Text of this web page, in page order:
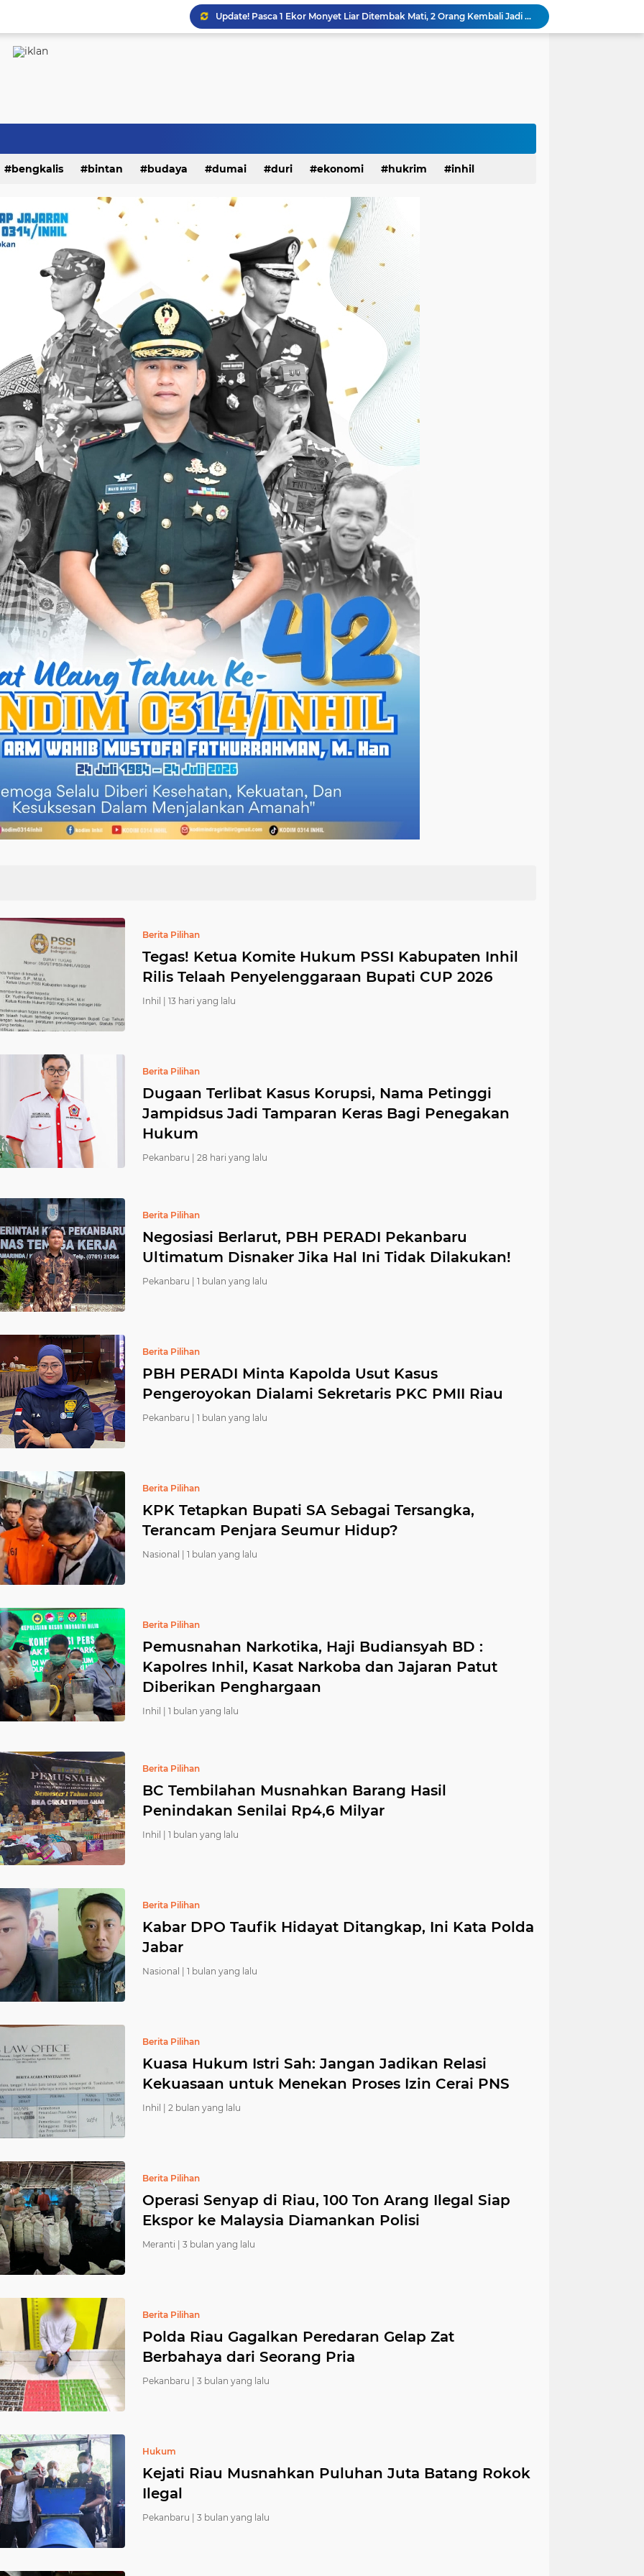
Status Surau Minhajus Sunah Tembilahan Jadi Masjid Ditolak Warga Diduga Beraliran Wahabi
Monyet Liar Lukai Warga Tembilahan, Sepekan Terakhir 10 Warga Jadi Korban
Dinilai Beratkan Media Startup, SMSI Riau Minta Permenkum Nomor 49 Tahun 2025 Dikaji Ulang
bengkalis bintan budaya dumai duri ekonomi hukrim inhil
karimun kesehatan khusus
nasional natuna olahraga opini padang pariwisata
peristiwa rohul siak solok sosial
Berita Pilihan
Tegas! Ketua Komite Hukum PSSI Kabupaten Inhil
Rilis Telaah Penyelenggaraan Bupati CUP 2026
Inhil | 13 hari yang lalu
Berita Pilihan
Dugaan Terlibat Kasus Korupsi, Nama Petinggi
Jampidsus Jadi Tamparan Keras Bagi Penegakan
Hukum
Pekanbaru | 28 hari yang lalu
Berita Pilihan
Negosiasi Berlarut, PBH PERADI Pekanbaru
Ultimatum Disnaker Jika Hal Ini Tidak Dilakukan!
Pekanbaru | 1 bulan yang lalu
Berita Pilihan
PBH PERADI Minta Kapolda Usut Kasus
Pengeroyokan Dialami Sekretaris PKC PMII Riau
Pekanbaru | 1 bulan yang lalu
Berita Pilihan
KPK Tetapkan Bupati SA Sebagai Tersangka,
Terancam Penjara Seumur Hidup?
Nasional | 1 bulan yang lalu
Berita Pilihan
Pemusnahan Narkotika, Haji Budiansyah BD :
Kapolres Inhil, Kasat Narkoba dan Jajaran Patut
Diberikan Penghargaan
Inhil | 1 bulan yang lalu
Berita Pilihan
BC Tembilahan Musnahkan Barang Hasil
Penindakan Senilai Rp4,6 Milyar
Inhil | 1 bulan yang lalu
Berita Pilihan
Kabar DPO Taufik Hidayat Ditangkap, Ini Kata Polda
Jabar
Nasional | 1 bulan yang lalu
Berita Pilihan
Kuasa Hukum Istri Sah: Jangan Jadikan Relasi
Kekuasaan untuk Menekan Proses Izin Cerai PNS
Inhil | 2 bulan yang lalu
Berita Pilihan
Operasi Senyap di Riau, 100 Ton Arang Ilegal Siap
Ekspor ke Malaysia Diamankan Polisi
Meranti | 3 bulan yang lalu
Berita Pilihan
Polda Riau Gagalkan Peredaran Gelap Zat
Berbahaya dari Seorang Pria
Pekanbaru | 3 bulan yang lalu
Hukum
Kejati Riau Musnahkan Puluhan Juta Batang Rokok
Ilegal
Pekanbaru | 3 bulan yang lalu